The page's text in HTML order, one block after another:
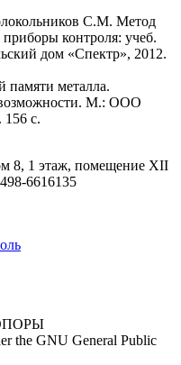
С.М. Метод
контроля: учеб.
дом «Спектр», 2012.
металла.
возможности. М.: ООО
156 с.
8, 1 этаж, помещение XII
the GNU General Public